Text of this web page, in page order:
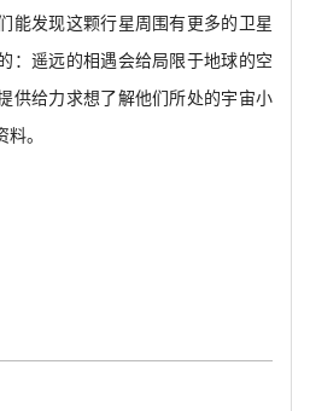
能发现这颗行星周围有更多的卫星
：遥远的相遇会给局限于地球的空
供给力求想了解他们所处的宇宙小
。